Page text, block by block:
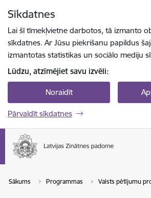
Sīkdatnes
Lai šī tīmekļvietne darbotos, tā izmanto
sīkdatnes. Ar Jūsu piekrišanu papildus
izmantotas statistikas un sociālo mediju
Lūdzu, atzīmējiet savu izvēli:
Noraidīt
Pārvaldīt sīkdatnes
Sākums Programmas Valsts pētījumu